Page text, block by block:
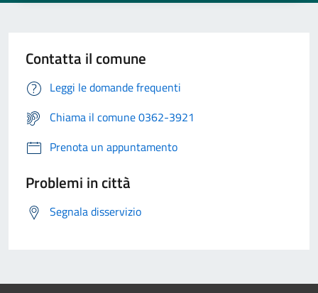
Contatta il comune
Leggi le domande frequenti
Chiama il comune 0362-3921
Prenota un appuntamento
Problemi in città
Segnala disservizio